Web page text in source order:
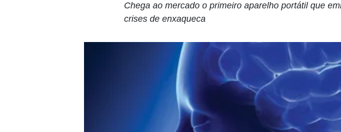
Chega ao mercado o primeiro aparelho portátil que
crises de enxaqueca